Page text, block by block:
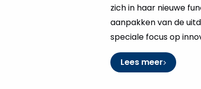
zich in haar nieuwe
aanpakken van de
speciale focus op
Lees meer